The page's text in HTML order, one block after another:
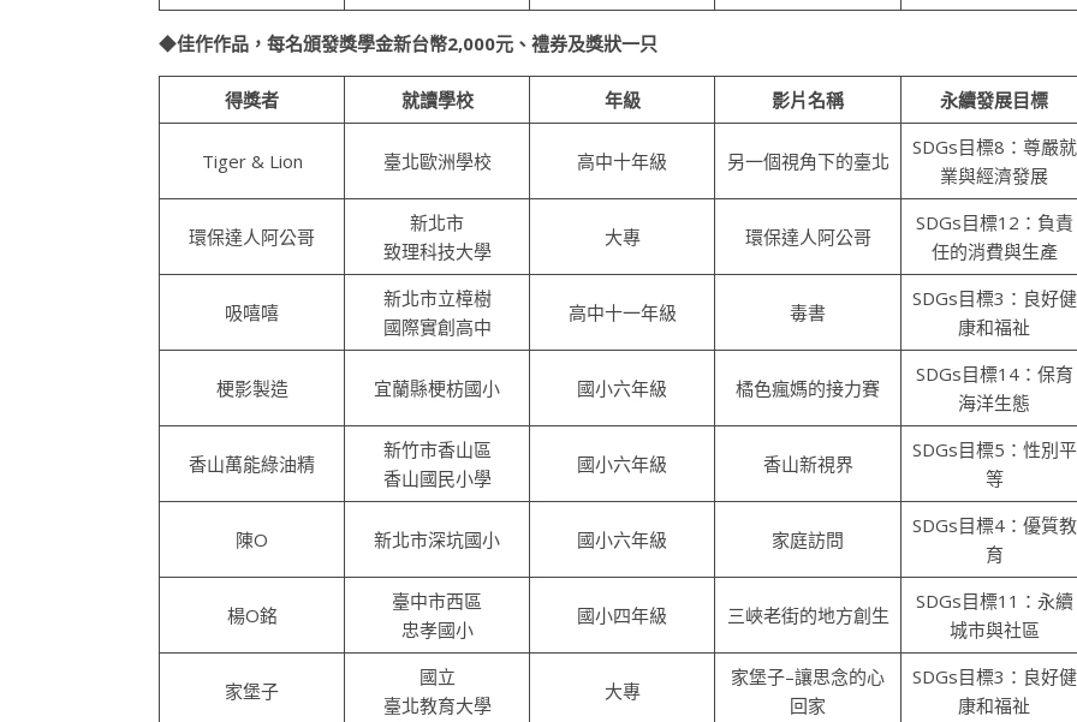
◆佳作作品，每名頒發獎學金新台幣2,000元、禮券及獎狀一只
得獎者 就讀學校 年級 影片名稱 永續發展目標
Tiger & Lion 臺北歐洲學校 高中十年級 另一個視角下的臺北
SDGs目標8：尊嚴就
業與經濟發展
環保達人阿公哥
新北市
致理科技大學
大專 環保達人阿公哥
SDGs目標12：負責
任的消費與生產
吸嘻嘻
新北市立樟樹
國際實創高中
高中十一年級 毒書
SDGs目標3：良好健
康和福祉
梗影製造 宜蘭縣梗枋國小 國小六年級 橘色瘋媽的接力賽
SDGs目標14：保育
海洋生態
香山萬能綠油精
新竹市香山區
香山國民小學
國小六年級 香山新視界
SDGs目標5：性別平
等
陳O 新北市深坑國小 國小六年級 家庭訪問
SDGs目標4：優質教
育
楊O銘
臺中市西區
忠孝國小
國小四年級 三峽老街的地方創生
SDGs目標11：永續
城市與社區
家堡子
國立
臺北教育大學
大專
家堡子–讓思念的心
回家
SDGs目標3：良好健
康和福祉